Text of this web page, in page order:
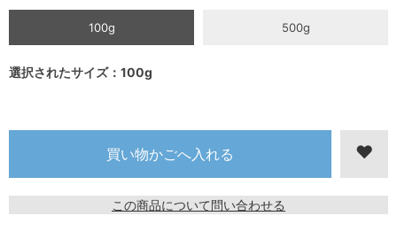
100g 500g
選択されたサイズ：100g
この商品について問い合わせる